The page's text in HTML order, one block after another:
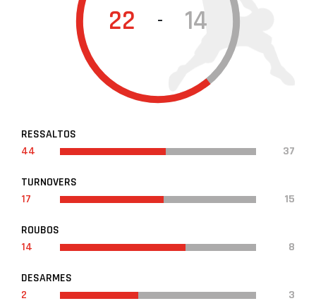
22 - 14
RESSALTOS
44
37
TURNOVERS
17
15
ROUBOS
14
8
DESARMES
2
3